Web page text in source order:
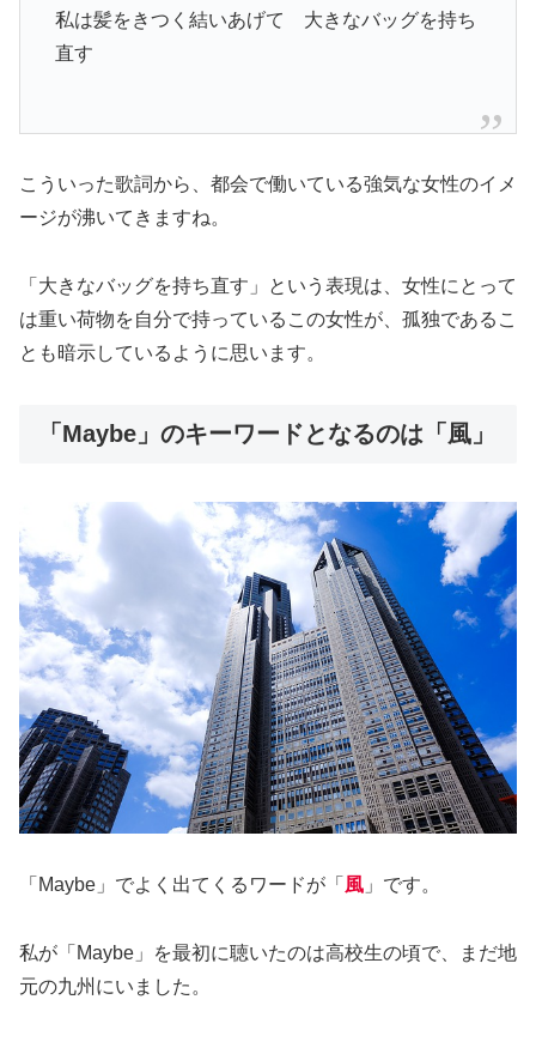
私は髪をきつく結いあげて 大きなバッグを持ち
直す
こういった歌詞から、都会で働いている強気な女性のイメ
ージが沸いてきますね。
「大きなバッグを持ち直す」という表現は、女性にとって
は重い荷物を自分で持っているこの女性が、孤独であるこ
とも暗示しているように思います。
「Maybe」のキーワードとなるのは「風」
「Maybe」でよく出てくるワードが「 風 」です。
私が「Maybe」を最初に聴いたのは高校生の頃で、まだ地
元の九州にいました。